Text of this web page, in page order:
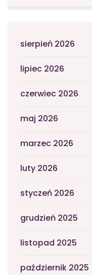
sierpień 2026
lipiec 2026
czerwiec 2026
maj 2026
marzec 2026
luty 2026
styczeń 2026
grudzień 2025
listopad 2025
październik 2025